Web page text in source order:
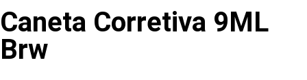
Caneta Corretiva 9ML
Brw